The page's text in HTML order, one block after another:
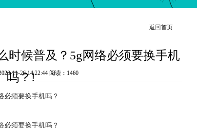
返回首页
时候普及？5g网络必须要换手机
吗？!
11-26 14:22:44 阅读：1460